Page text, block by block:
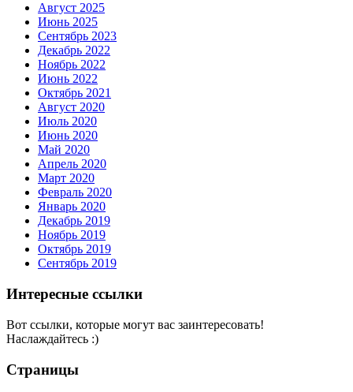
Август 2025
Июнь 2025
Сентябрь 2023
Декабрь 2022
Ноябрь 2022
Июнь 2022
Октябрь 2021
Август 2020
Июль 2020
Июнь 2020
Май 2020
Апрель 2020
Март 2020
Февраль 2020
Январь 2020
Декабрь 2019
Ноябрь 2019
Октябрь 2019
Сентябрь 2019
Интересные ссылки
Вот ссылки, которые могут вас заинтересовать!
Наслаждайтесь :)
Страницы